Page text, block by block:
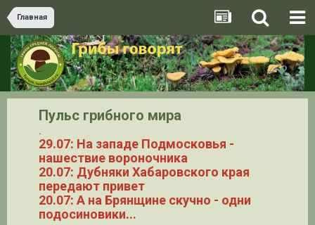
Главная
Пульс грибного мира
.
29.07: На западе Подмосковья -
нашествие вороночника
20.07: Дубняки Хабаровского края
передают привет
20.07: А на Брянщине скучно - одни
подосиновики...